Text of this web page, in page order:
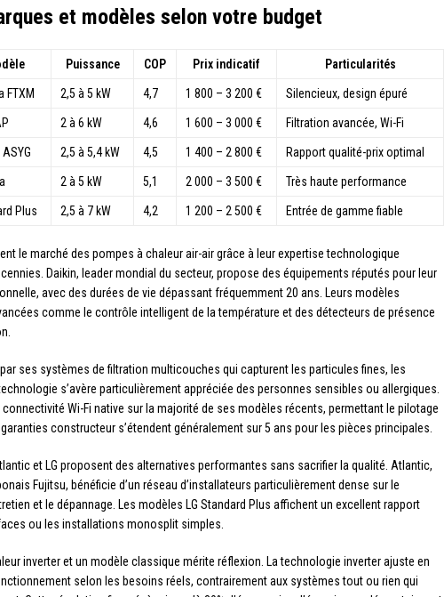
et modèles selon votre budget
Puissance COP Prix indicatif Particularités
FTXM 2,5 à 5 kW 4,7 1 800 – 3 200 € Silencieux, design épuré
2 à 6 kW 4,6 1 600 – 3 000 € Filtration avancée, Wi-Fi
2,5 à 5,4 kW 4,5 1 400 – 2 800 € Rapport qualité-prix optimal
2 à 5 kW 5,1 2 000 – 3 500 € Très haute performance
Plus 2,5 à 7 kW 4,2 1 200 – 2 500 € Entrée de gamme fiable
le marché des pompes à chaleur air-air grâce à leur expertise technologique
Daikin, leader mondial du secteur, propose des équipements réputés pour leur
avec des durées de vie dépassant fréquemment 20 ans. Leurs modèles
comme le contrôle intelligent de la température et des détecteurs de présence
ses systèmes de filtration multicouches qui capturent les particules fines, les
s’avère particulièrement appréciée des personnes sensibles ou allergiques.
Wi-Fi native sur la majorité de ses modèles récents, permettant le pilotage
constructeur s’étendent généralement sur 5 ans pour les pièces principales.
et LG proposent des alternatives performantes sans sacrifier la qualité. Atlantic,
Fujitsu, bénéficie d’un réseau d’installateurs particulièrement dense sur le
et le dépannage. Les modèles LG Standard Plus affichent un excellent rapport
ou les installations monosplit simples.
inverter et un modèle classique mérite réflexion. La technologie inverter ajuste en
selon les besoins réels, contrairement aux systèmes tout ou rien qui